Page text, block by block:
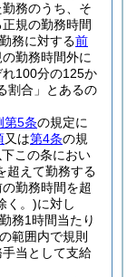
務のうち、そ
規の勤務時間
務に対する前
勤務時間外に
れ100分の125か
割合」とあるの
第5条の規定に
又は第4条の規
この条におい
超えて勤務する
勤務時間を超
く。)に対し
務1時間当たり
範囲内で規則
当として支給